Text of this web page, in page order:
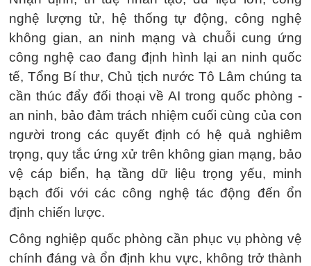
nghệ lượng tử, hệ thống tự động, công nghệ
không gian, an ninh mạng và chuỗi cung ứng
công nghệ cao đang định hình lại an ninh quốc
tế, Tổng Bí thư, Chủ tịch nước Tô Lâm chúng ta
cần thúc đẩy đối thoại về AI trong quốc phòng -
an ninh, bảo đảm trách nhiệm cuối cùng của con
người trong các quyết định có hệ quả nghiêm
trọng, quy tắc ứng xử trên không gian mạng, bảo
vệ cáp biển, hạ tầng dữ liệu trọng yếu, minh
bạch đối với các công nghệ tác động đến ổn
định chiến lược.
Công nghiệp quốc phòng cần phục vụ phòng vệ
chính đáng và ổn định khu vực, không trở thành